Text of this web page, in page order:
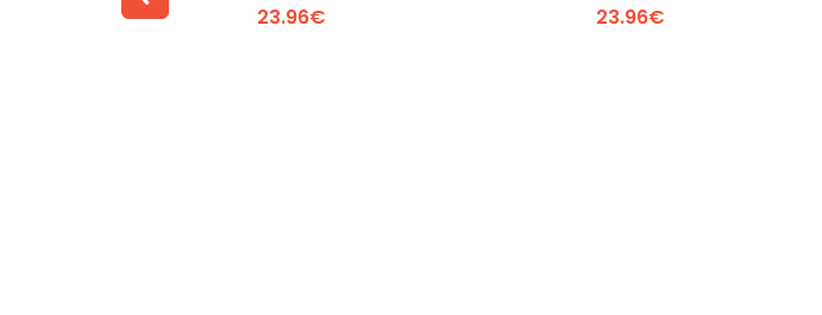
Voir plus +
23.96€
Voir plus +
23.96€